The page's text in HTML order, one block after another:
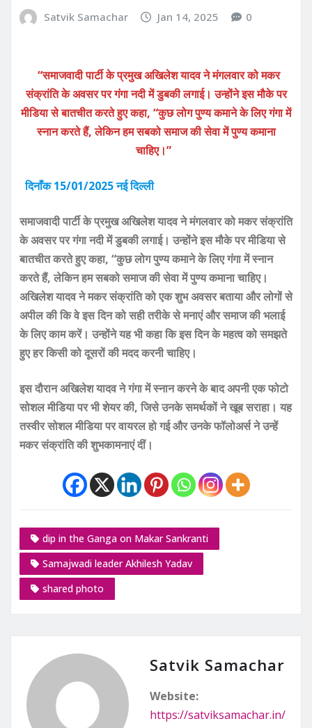
Satvik Samachar Jan 14, 2025 0
“समाजवादी पार्टी के प्रमुख अखिलेश यादव ने मंगलवार को मकर
संक्रांति के अवसर पर गंगा नदी में डुबकी लगाई। उन्होंने इस मौके पर
मीडिया से बातचीत करते हुए कहा, “कुछ लोग पुण्य कमाने के लिए गंगा में
स्नान करते हैं, लेकिन हम सबको समाज की सेवा में पुण्य कमाना
चाहिए।”
दिनाँक 15/01/2025 नई दिल्ली
समाजवादी पार्टी के प्रमुख अखिलेश यादव ने मंगलवार को मकर संक्रांति
के अवसर पर गंगा नदी में डुबकी लगाई। उन्होंने इस मौके पर मीडिया से
बातचीत करते हुए कहा, “कुछ लोग पुण्य कमाने के लिए गंगा में स्नान
करते हैं, लेकिन हम सबको समाज की सेवा में पुण्य कमाना चाहिए।
अखिलेश यादव ने मकर संक्रांति को एक शुभ अवसर बताया और लोगों से
अपील की कि वे इस दिन को सही तरीके से मनाएं और समाज की भलाई
के लिए काम करें। उन्होंने यह भी कहा कि इस दिन के महत्व को समझते
हुए हर किसी को दूसरों की मदद करनी चाहिए।
इस दौरान अखिलेश यादव ने गंगा में स्नान करने के बाद अपनी एक फोटो
सोशल मीडिया पर भी शेयर की, जिसे उनके समर्थकों ने खूब सराहा। यह
तस्वीर सोशल मीडिया पर वायरल हो गई और उनके फॉलोअर्स ने उन्हें
मकर संक्रांति की शुभकामनाएं दीं।
dip in the Ganga on Makar Sankranti
Samajwadi leader Akhilesh Yadav
shared photo
Satvik Samachar
Website:
https://satviksamachar.in/